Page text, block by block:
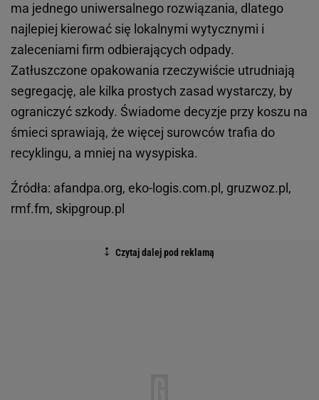
ma jednego uniwersalnego rozwiązania, dlatego
najlepiej kierować się lokalnymi wytycznymi i
zaleceniami firm odbierających odpady.
Zatłuszczone opakowania rzeczywiście utrudniają
segregację, ale kilka prostych zasad wystarczy, by
ograniczyć szkody. Świadome decyzje przy koszu na
śmieci sprawiają, że więcej surowców trafia do
recyklingu, a mniej na wysypiska.
Źródła: afandpa.org, eko-logis.com.pl, gruzwoz.pl,
rmf.fm, skipgroup.pl